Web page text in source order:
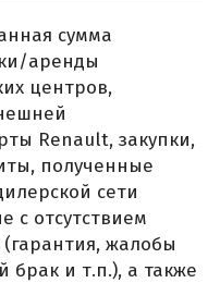
сумма
аренды
центров,
Renault, закупки,
полученные
сети
с отсутствием
жалобы
брак и т.п.), а также